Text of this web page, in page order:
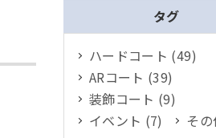
タグ
ハードコート (49)
ARコート (39)
装飾コート (9)
イベント (7)
そ